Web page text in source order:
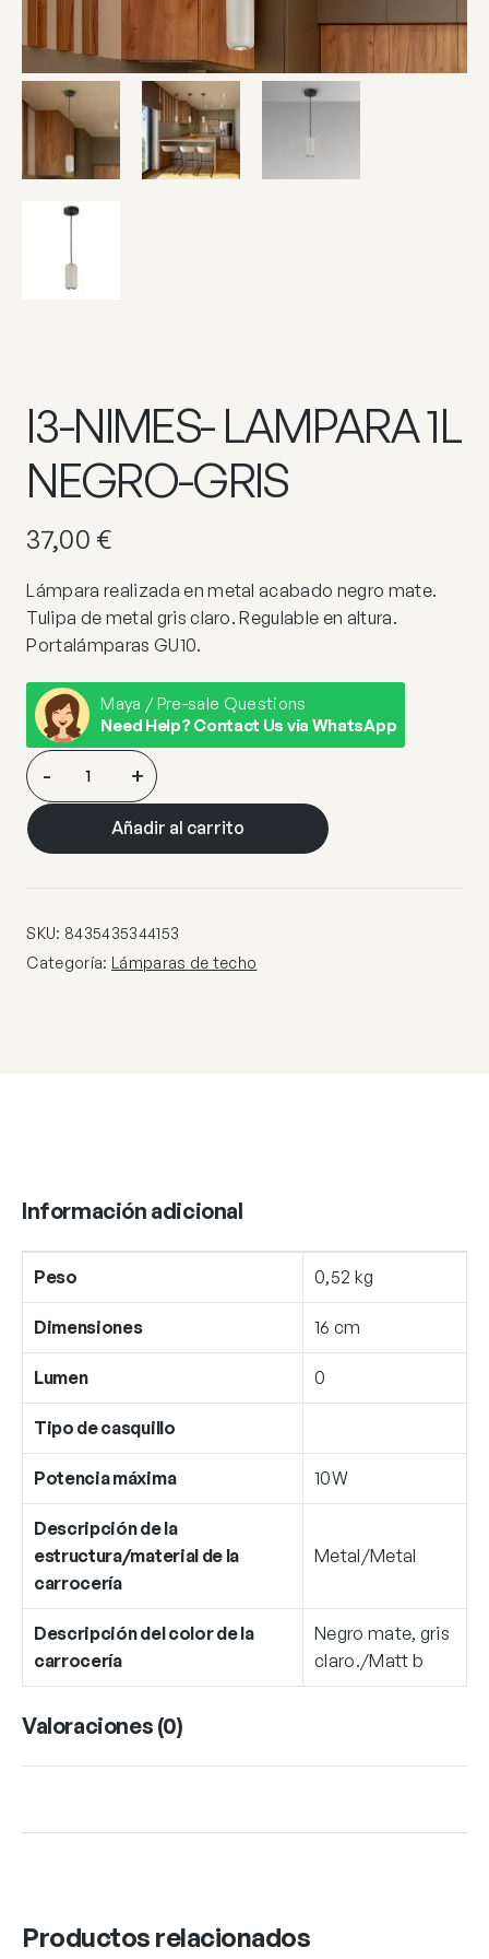
I3-NIMES- LAMPARA 1L
NEGRO-GRIS
37,00 €
Lámpara realizada en metal acabado negro mate.
Tulipa de metal gris claro. Regulable en altura.
Portalámparas GU10.
Maya / Pre-sale Questions
Need Help? Contact Us via WhatsApp
I3-
NIMES-
LAMPARA
1L
cantidad
- +
Añadir al carrito
SKU: 8435435344153
Categoría: Lámparas de techo
Información adicional
Peso 0,52 kg
Dimensiones 16 cm
Lumen 0
Tipo de casquillo
Potencia máxima 10W
Descripción de la
estructura/material de la
carrocería
Metal/Metal
Descripción del color de la
carrocería
Negro mate, gris
claro./Matt b
Valoraciones (0)
Productos relacionados